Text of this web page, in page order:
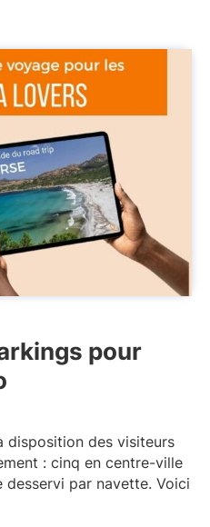
pour
disposition des visiteurs
: cinq en centre-ville
par navette. Voici